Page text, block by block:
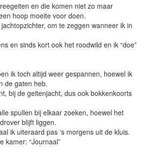
en die komen niet zo maar
hoop moeite voor doen.
om te zeggen wanneer ik in
en sinds kort ook het roodwild en ik “doe”
ik toch altijd weer gespannen, hoewel ik
de gaten heb.
bij de geitenjacht, dus ook bokkenkoorts
spullen bij elkaar zoeken, hoewel het
blijft liggen.
ik uiteraard pas ‘s morgens uit de kluis.
kamer: “Journaal”